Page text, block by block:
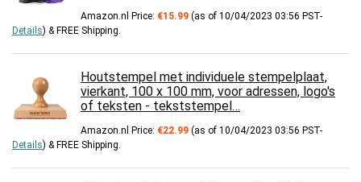
Amazon.nl Price: €15.99 (as of 10/04/2023 03:56 PST-
Details) & FREE Shipping
Houtstempel met individuele stempelplaat,
vierkant, 100 x 100 mm, voor adressen, logo's
of teksten - tekststempel…
Amazon.nl Price: €22.99 (as of 10/04/2023 03:56 PST-
Details) & FREE Shipping